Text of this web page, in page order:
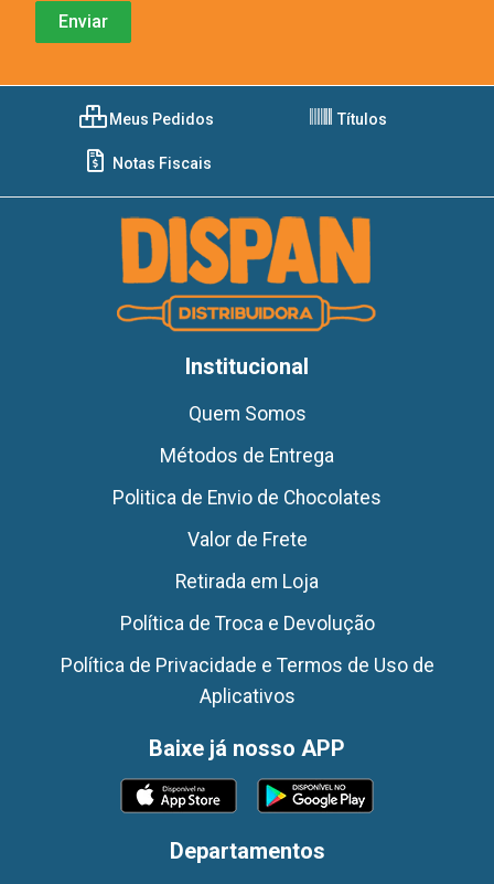
Meus Pedidos Títulos
Notas Fiscais
Institucional
Quem Somos
Métodos de Entrega
Politica de Envio de Chocolates
Valor de Frete
Retirada em Loja
Política de Troca e Devolução
Política de Privacidade e Termos de Uso de
Aplicativos
Baixe já nosso APP
Departamentos